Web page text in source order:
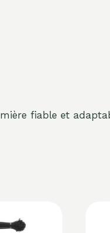
fiable et